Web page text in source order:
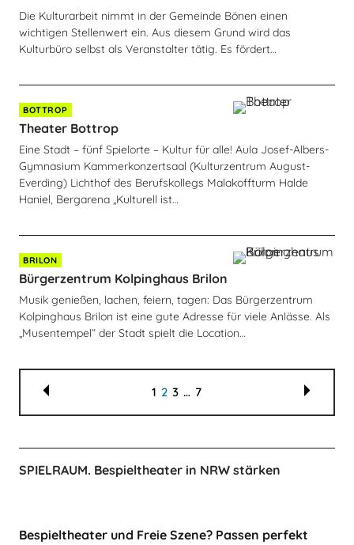
Die Kulturarbeit nimmt in der Gemeinde Bönen einen
wichtigen Stellenwert ein. Aus diesem Grund wird das
Kulturbüro selbst als Veranstalter tätig. Es fördert…
BOTTROP
Theater Bottrop
Eine Stadt – fünf Spielorte – Kultur für alle! Aula Josef-Albers-
Gymnasium Kammerkonzertsaal (Kulturzentrum August-
Everding) Lichthof des Berufskollegs Malakoffturm Halde
Haniel, Bergarena „Kulturell ist…
BRILON
Bürgerzentrum Kolpinghaus Brilon
Musik genießen, lachen, feiern, tagen: Das Bürgerzentrum
Kolpinghaus Brilon ist eine gute Adresse für viele Anlässe. Als
„Musentempel“ der Stadt spielt die Location…
1 2 3 … 7
SPIELRAUM. Bespieltheater in NRW stärken
Bespieltheater und Freie Szene? Passen perfekt